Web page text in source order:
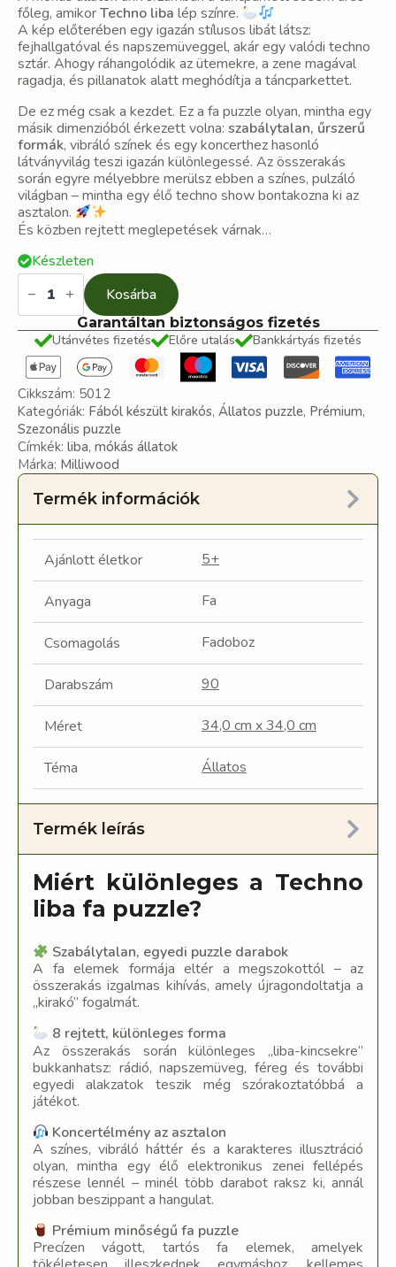
főleg, amikorTechno liba lép színre.
A kép előterében egy igazán stílusos libát látsz:
fejhallgatóval és napszemüveggel, akár egy valódi techno
sztár. Ahogy ráhangolódik az ütemekre, a zene magával
ragadja, és pillanatok alatt meghódítja a táncparkettet.
De ez még csak a kezdet. Ez a fa puzzle olyan, mintha egy
másik dimenzióból érkezett volna: szabálytalan, űrszerű
formák, vibráló színek és egy koncerthez hasonló
látványvilág teszi igazán különlegessé. Az összerakás
során egyre mélyebbre merülsz ebben a színes, pulzáló
világban – mintha egy élő techno show bontakozna ki az
asztalon.
És közben rejtett meglepetések várnak…
Készleten
Techno
liba
puzzle
mennyiség
Kosárba
Garantáltan biztonságos fizetés
Utánvétes fizetés
Előre utalás Bankkártyás fizetés
Cikkszám: 5012
Kategóriák: Fából készült kirakós, Állatos puzzle, Prémium,
Szezonális puzzle
Címkék: liba, mókás állatok
Márka: Milliwood
Termék információk
Ajánlott életkor 5+
Anyaga Fa
Csomagolás Fadoboz
Darabszám 90
Méret 34,0 cm x 34,0 cm
Téma Állatos
Termék leírás
Miért különleges a Techno
liba fa puzzle?
Szabálytalan, egyedi puzzle darabok
A fa elemek formája eltér a megszokottól – az
összerakás izgalmas kihívás, amely újragondoltatja a
„kirakó” fogalmát.
8 rejtett, különleges forma
Az összerakás során különleges „liba-kincsekre”
bukkanhatsz: rádió, napszemüveg, féreg és további
egyedi alakzatok teszik még szórakoztatóbbá a
játékot.
Koncertélmény az asztalon
A színes, vibráló háttér és a karakteres illusztráció
olyan, mintha egy élő elektronikus zenei fellépés
részese lennél – minél több darabot raksz ki, annál
jobban beszippant a hangulat.
Prémium minőségű fa puzzle
Precízen vágott, tartós fa elemek, amelyek